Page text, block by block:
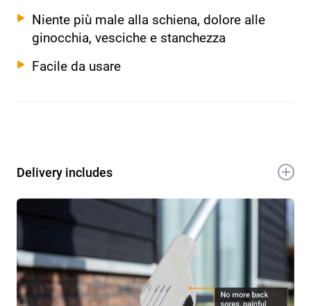
Niente più male alla schiena, dolore alle
ginocchia, vesciche e stanchezza
Facile da usare
Delivery includes
1x 18V Fixxbrush Spazzola per Erbacce a
batteria
1x Fixxbrush Spazzola di ricambio per
erbacce
1x Manuale
1x Scheda di garanzia